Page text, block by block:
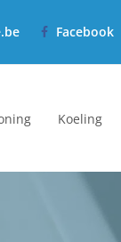
Facebook
Koeling